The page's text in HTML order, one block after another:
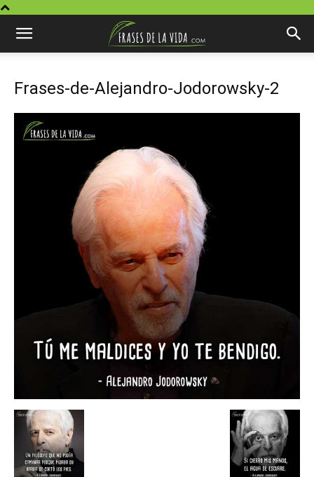
Frases-de-Alejandro-Jodorowsky-2